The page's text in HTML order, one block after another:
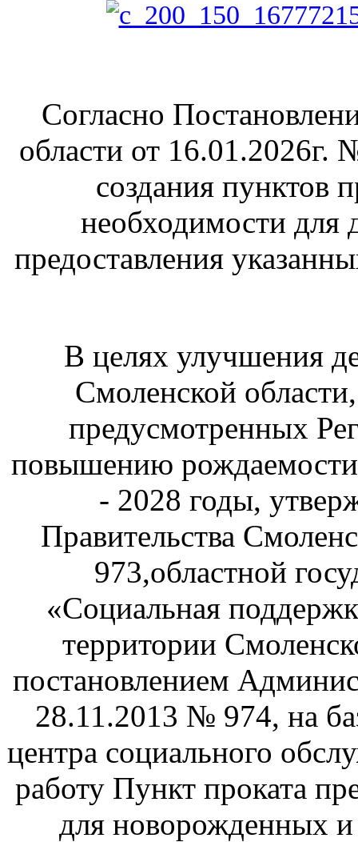
Согласно
области от
создания пунктов
необходимости для
предоставления
В целях улучшения
Смоленской
предусмотренных
повышению рождаемости
- 2028 годы,
Правительства
973,областной
«Социальная
территории
постановлением
28.11.2013 № 974, на
центра социального
работу Пункт проката
для новорожденных и